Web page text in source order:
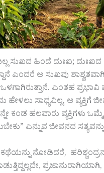
ಸುಖದ ಹಿಂದೆ ದುಃಖ; ದುಃಖದ
ಆ ಸುಖವು
ಎಂತಹ
ಸಾಧ್ಯವಿಲ್ಲ. ಆ ವ್ಯಕ್ತಿಗೆ
ಕಂಡ ಹಲವಾರು ವ್ಯಕ್ತಿಗಳು
ಎನ್ನುವ ಜೀವನದ
ನೋಡಿದರೆ,